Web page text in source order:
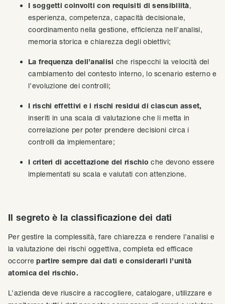
I soggetti coinvolti con requisiti di sensibilità,
esperienza, competenza, capacità decisionale,
coordinamento nella gestione, efficienza nell’analisi,
memoria storica e chiarezza degli obiettivi;
La frequenza dell’analisi che rispecchi la velocità del
cambiamento del contesto interno, lo scenario esterno e
l’evoluzione dei controlli;
I rischi effettivi e i rischi residui di ciascun asset,
inseriti in una scala di valutazione che li metta in
correlazione per poter prendere decisioni circa i
controlli da implementare;
I criteri di accettazione del rischio che devono essere
implementati su scala e valutati con attenzione.
Il segreto è la classificazione dei dati
Per gestire la complessità, fare chiarezza e rendere l’analisi e
la valutazione dei rischi oggettiva, completa ed efficace
occorrepartire sempre dai dati e considerarli l’unità
atomica del rischio.
L’azienda deve riuscire a raccogliere, catalogare, utilizzare e